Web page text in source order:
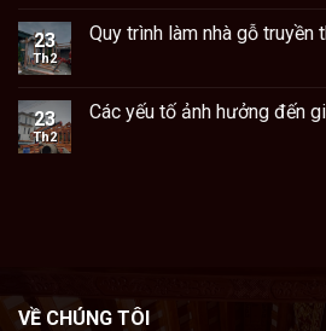
23
Th2
Quy trình làm nhà gỗ truyền
23
Th2
Các yếu tố ảnh hưởng đến
VỀ CHÚNG TÔI